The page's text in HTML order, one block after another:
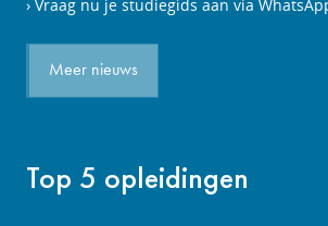
Vraag nu je studiegids aan via
Meer nieuws
Top 5 opleidingen